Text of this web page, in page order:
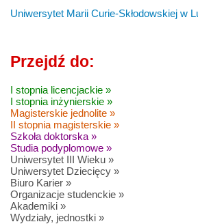
Uniwersytet Marii Curie-Skłodowskiej w
Przejdź do:
I stopnia licencjackie »
I stopnia inżynierskie »
Magisterskie jednolite »
II stopnia magisterskie »
Szkoła doktorska »
Studia podyplomowe »
Uniwersytet III Wieku »
Uniwersytet Dziecięcy »
Biuro Karier »
Organizacje studenckie »
Akademiki »
Wydziały, jednostki »